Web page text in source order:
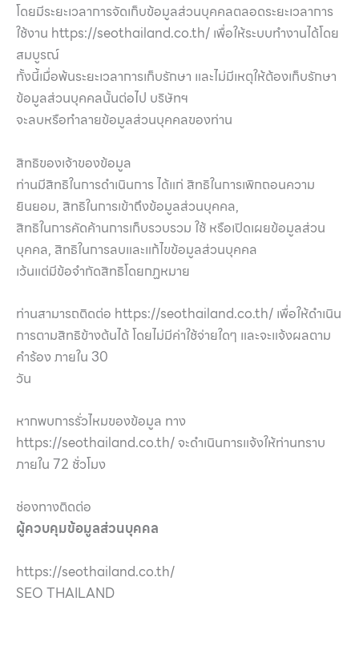
โดยมีระยะเวลาการจัดเก็บข้อมูลส่วนบุคคลตลอดระยะเวลาการ
ใช้งาน https://seothailand.co.th/ เพื่อให้ระบบทำงานได้โดย
สมบูรณ์
ทั้งนี้เมื่อพ้นระยะเวลาการเก็บรักษา และไม่มีเหตุให้ต้องเก็บรักษา
ข้อมูลส่วนบุคคลนั้นต่อไป บริษัทฯ
จะลบหรือทำลายข้อมูลส่วนบุคคลของท่าน
สิทธิของเจ้าของข้อมูล
ท่านมีสิทธิในการดำเนินการ ได้แก่ สิทธิในการเพิกถอนความ
ยินยอม, สิทธิในการเข้าถึงข้อมูลส่วนบุคคล,
สิทธิในการคัดค้านการเก็บรวบรวม ใช้ หรือเปิดเผยข้อมูลส่วน
บุคคล, สิทธิในการลบและแก้ไขข้อมูลส่วนบุคคล
เว้นแต่มีข้อจำกัดสิทธิโดยกฏหมาย
ท่านสามารถติดต่อ https://seothailand.co.th/ เพื่อให้ดำเนิน
การตามสิทธิข้างต้นได้ โดยไม่มีค่าใช้จ่ายใดๆ และจะแจ้งผลตาม
คำร้อง ภายใน 30
วัน
หากพบการรั่วไหมของข้อมูล ทาง
https://seothailand.co.th/ จะดำเนินการแจ้งให้ท่านทราบ
ภายใน 72 ชั่วโมง
ช่องทางติดต่อ
ผู้ควบคุมข้อมูลส่วนบุคคล
https://seothailand.co.th/
SEO THAILAND